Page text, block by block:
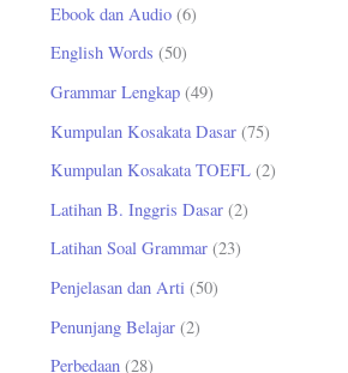
Ebook dan Audio (6)
English Words (50)
Grammar Lengkap (49)
Kumpulan Kosakata Dasar (75)
Kumpulan Kosakata TOEFL (2)
Latihan B. Inggris Dasar (2)
Latihan Soal Grammar (23)
Penjelasan dan Arti (50)
Penunjang Belajar (2)
Perbedaan (28)